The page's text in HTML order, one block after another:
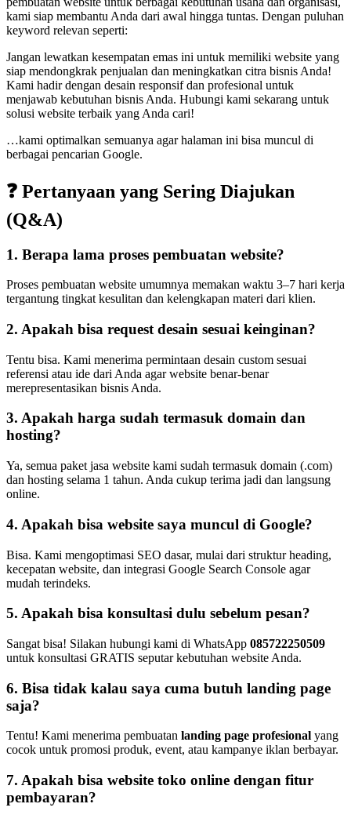
kami siap membantu Anda dari awal hingga tuntas. Dengan puluhan
keyword relevan seperti:
Jangan lewatkan kesempatan emas ini untuk memiliki website yang
siap mendongkrak penjualan dan meningkatkan citra bisnis Anda!
Kami hadir dengan desain responsif dan profesional untuk
menjawab kebutuhan bisnis Anda. Hubungi kami sekarang untuk
solusi website terbaik yang Anda cari!
…kami optimalkan semuanya agar halaman ini bisa muncul di
berbagai pencarian Google.
❓ Pertanyaan yang Sering Diajukan
(Q&A)
1. Berapa lama proses pembuatan website?
Proses pembuatan website umumnya memakan waktu 3–7 hari kerja
tergantung tingkat kesulitan dan kelengkapan materi dari klien.
2. Apakah bisa request desain sesuai keinginan?
Tentu bisa. Kami menerima permintaan desain custom sesuai
referensi atau ide dari Anda agar website benar-benar
merepresentasikan bisnis Anda.
3. Apakah harga sudah termasuk domain dan
hosting?
Ya, semua paket jasa website kami sudah termasuk domain (.com)
dan hosting selama 1 tahun. Anda cukup terima jadi dan langsung
online.
4. Apakah bisa website saya muncul di Google?
Bisa. Kami mengoptimasi SEO dasar, mulai dari struktur heading,
kecepatan website, dan integrasi Google Search Console agar
mudah terindeks.
5. Apakah bisa konsultasi dulu sebelum pesan?
Sangat bisa! Silakan hubungi kami di WhatsApp 085722250509
untuk konsultasi GRATIS seputar kebutuhan website Anda.
6. Bisa tidak kalau saya cuma butuh landing page
saja?
Tentu! Kami menerima pembuatan landing page profesional yang
cocok untuk promosi produk, event, atau kampanye iklan berbayar.
7. Apakah bisa website toko online dengan fitur
pembayaran?